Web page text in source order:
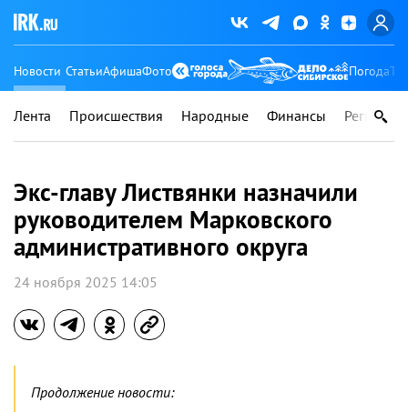
Новости СтатьиАфишаФото Погода
Лента Происшествия Народные Финансы Регионы
Экс-главу Листвянки назначили
руководителем Марковского
административного округа
24 ноября 2025 14:05
Продолжение новости: